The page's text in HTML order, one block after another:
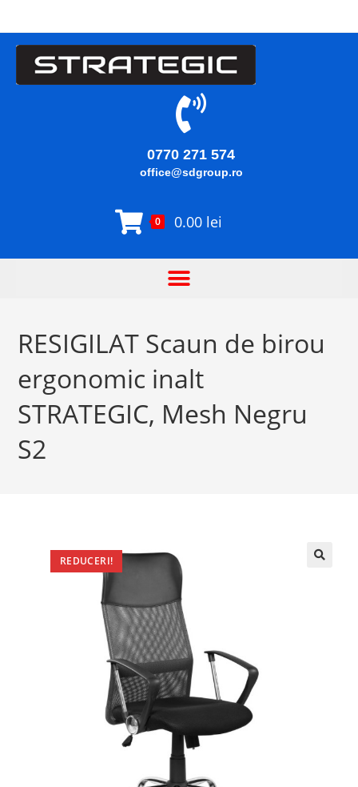
0770 271 574
office@sdgroup.ro
0 0.00 lei
RESIGILAT Scaun de birou
ergonomic inalt
STRATEGIC, Mesh Negru
S2
REDUCERI!